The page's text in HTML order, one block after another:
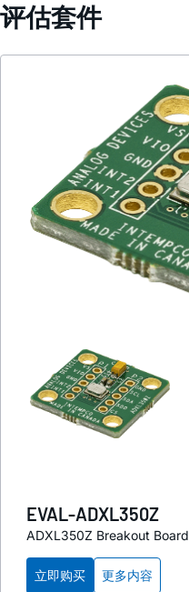
评估套件
EVAL-ADXL350Z
ADXL350Z Breakout Board
立即购买 更多内容